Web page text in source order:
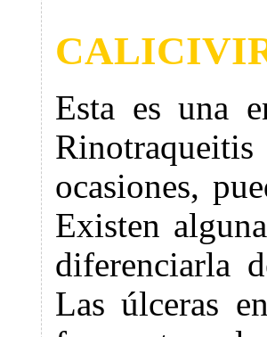
Esta es una
ocasiones,
Existen
diferenciarla
Las úlceras